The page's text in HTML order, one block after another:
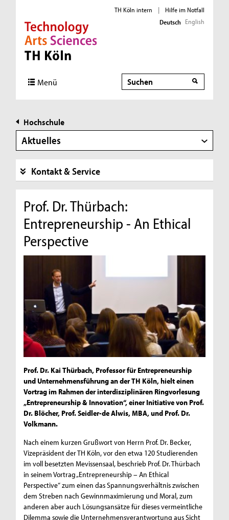
Direkt zur Hauptnavigation
Direkt zur Subnavigation
Direkt zum Inhalt
Direkt zum Fußbereich
TH Köln intern |
Hilfe im Notfall
Deutsch English
Menü Suche
Hochschule
Aktuelles
Kontakt & Service
Prof. Dr. Thürbach:
Entrepreneurship - An Ethical
Perspective
Prof. Dr. Kai Thürbach, Professor für Entrepreneurship
und Unternehmensführung an der TH Köln, hielt einen
Vortrag im Rahmen der interdisziplinären Ringvorlesung
„Entrepreneurship & Innovation“, einer Initiative von Prof.
Dr. Blöcher, Prof. Seidler-de Alwis, MBA, und Prof. Dr.
Volkmann.
Nach einem kurzen Grußwort von Herrn Prof. Dr. Becker,
Vizepräsident der TH Köln, vor den etwa 120 Studierenden
im voll besetzten Mevissensaal, beschrieb Prof. Dr. Thürbach
in seinem Vortrag „Entrepreneurship – An Ethical
Perspective“ zum einen das Spannungsverhältnis zwischen
dem Streben nach Gewinnmaximierung und Moral, zum
anderen aber auch Lösungsansätze für dieses vermeintliche
Dilemma sowie die Unternehmensverantwortung aus Sicht